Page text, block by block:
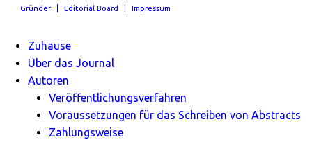
Gründer Editorial Board Impressum
Zuhause
Über das Journal
Autoren
Veröffentlichungsverfahren
Voraussetzungen für das Schreiben von Abstracts
Zahlungsweise